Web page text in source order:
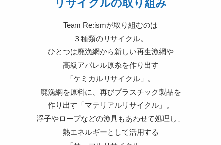
リサイクルの取り組み
Team Re:ismが取り組むのは
３種類のリサイクル。
ひとつは廃漁網から新しい再生漁網や
高級アパレル原糸を作り出す
「ケミカルリサイクル」。
廃漁網を原料に、再びプラスチック製品を
作り出す「マテリアルリサイクル」。
浮子やロープなどの漁具もあわせて処理し、
熱エネルギーとして活用する